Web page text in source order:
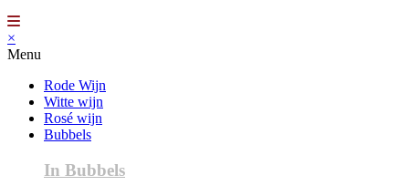
×
Menu
Rode Wijn
Witte wijn
Rosé wijn
Bubbels
In Bubbels